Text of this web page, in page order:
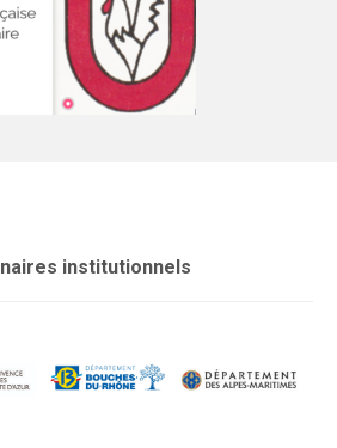
institutionnels